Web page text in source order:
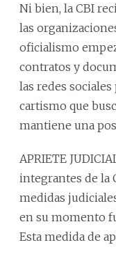
Ni bien, la CBI
las
oficialismo
contratos y
las redes
cartismo que
mantiene una
APRIETE
integrantes de la
medidas
en su momento
Esta medida de